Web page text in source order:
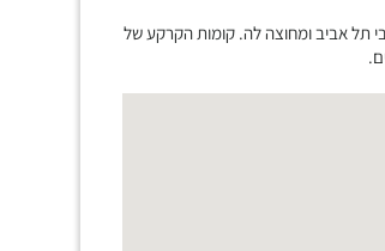
תל אביב ומחוצה לה. קומות הקרקע של